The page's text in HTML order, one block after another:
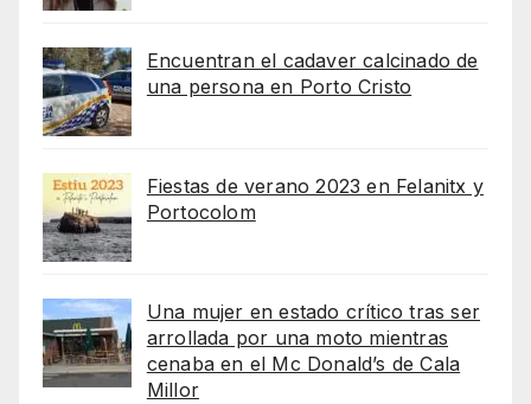
Encuentran el cadaver calcinado de
una persona en Porto Cristo
Fiestas de verano 2023 en Felanitx y
Portocolom
Una mujer en estado crítico tras ser
arrollada por una moto mientras
cenaba en el Mc Donald’s de Cala
Millor